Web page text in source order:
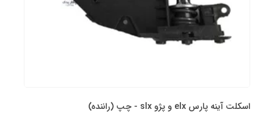
اسکلت آینه پارس elx و پژو slx - چپ (راننده)